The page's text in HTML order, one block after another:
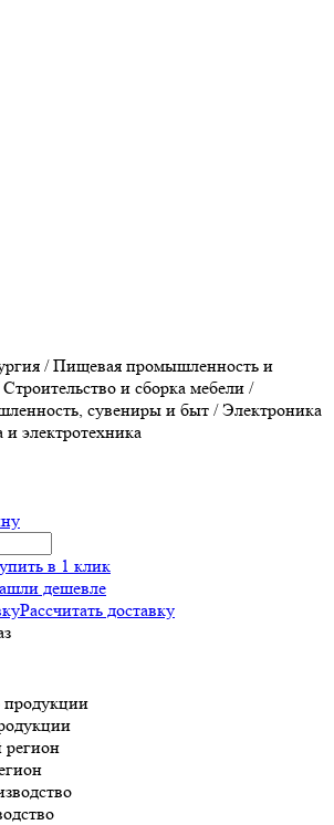
/ Пищевая промышленность и
Строительство и сборка мебели /
сувениры и быт / Электроника
и электротехника
в 1 клик
дешевле
Рассчитать доставку